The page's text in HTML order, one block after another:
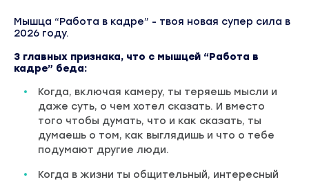
Мышца “Работа в кадре” - твоя новая супер сила в
2026 году.
3 главных признака, что с мышцей “Работа в
кадре” беда:
Когда, включая камеру, ты теряешь мысли и
даже суть, о чем хотел сказать. И вместо
того чтобы думать, что и как сказать, ты
думаешь о том, как выглядишь и что о тебе
подумают другие люди.
Когда в жизни ты общительный, интересный